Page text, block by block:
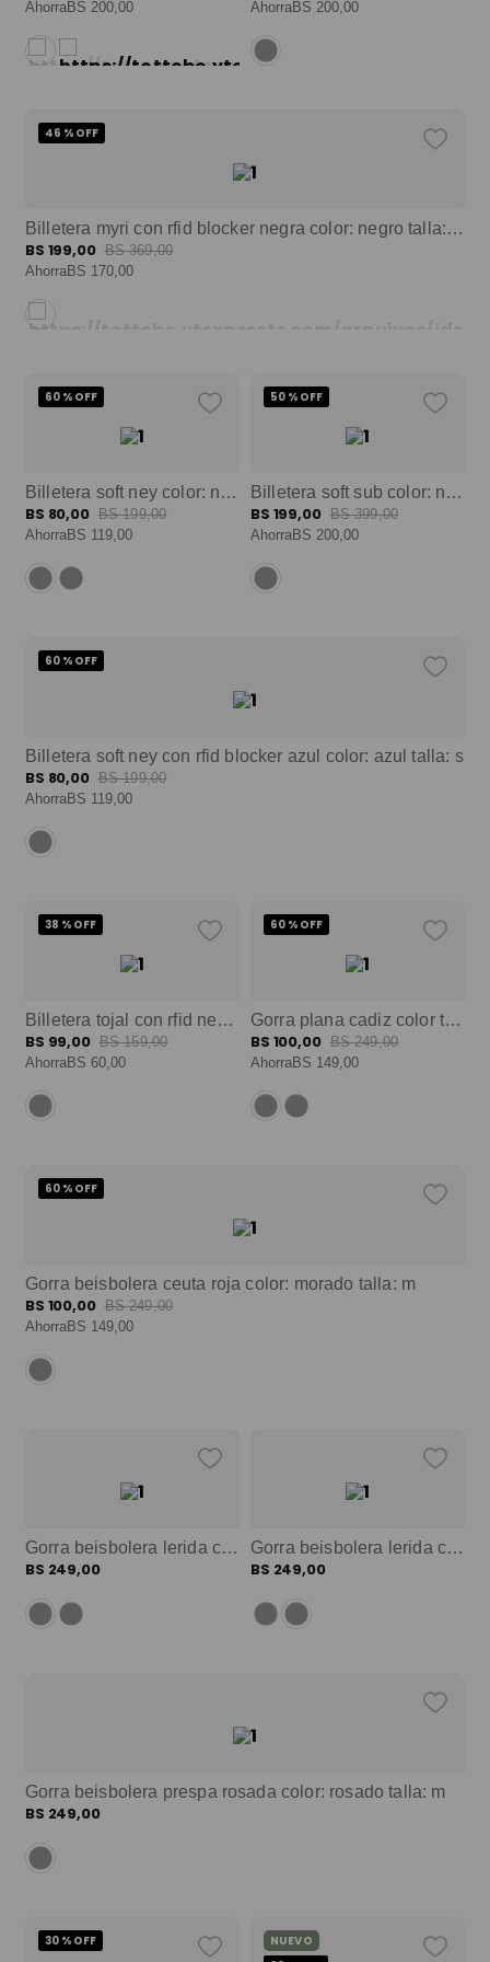
AhorraBS 200,00
AhorraBS 200,00
Billetera myri con rfid blocker negra color: negro talla: m
46 % OFF
BS 199,00 BS 369,00
AhorraBS 170,00
Billetera soft ney color: negro talla:s
60 % OFF
BS 80,00 BS 199,00
AhorraBS 119,00
Billetera soft sub color: negro talla:l
50 % OFF
BS 199,00 BS 399,00
AhorraBS 200,00
Billetera soft ney con rfid blocker azul color: azul talla: s
60 % OFF
BS 80,00 BS 199,00
AhorraBS 119,00
Billetera tojal con rfid negra mediana color: negro talla: m
38 % OFF
BS 99,00 BS 159,00
AhorraBS 60,00
Gorra plana cadiz color terreo/negra color: terreo talla: m
60 % OFF
BS 100,00 BS 249,00
AhorraBS 149,00
Gorra beisbolera ceuta roja color: morado talla: m
60 % OFF
BS 100,00 BS 249,00
AhorraBS 149,00
Gorra beisbolera lerida con filtro uv negra color: negro talla: m
BS 249,00
Gorra beisbolera lerida con filtro uv durazno color: rosado talla: m
BS 249,00
Gorra beisbolera prespa rosada color: rosado talla: m
BS 249,00
30 % OFF
NUEVO
10.